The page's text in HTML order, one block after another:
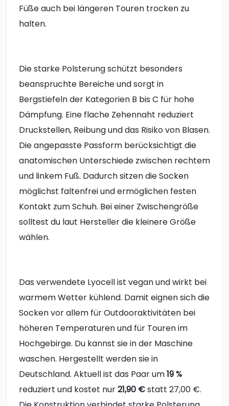
Füße auch bei längeren Touren trocken zu
halten.
Die starke Polsterung schützt besonders
beanspruchte Bereiche und sorgt in
Bergstiefeln der Kategorien B bis C für hohe
Dämpfung. Eine flache Zehennaht reduziert
Druckstellen, Reibung und das Risiko von Blasen.
Die angepasste Passform berücksichtigt die
anatomischen Unterschiede zwischen rechtem
und linkem Fuß. Dadurch sitzen die Socken
möglichst faltenfrei und ermöglichen festen
Kontakt zum Schuh. Bei einer Zwischengröße
solltest du laut Hersteller die kleinere Größe
wählen.
Das verwendete Lyocell ist vegan und wirkt bei
warmem Wetter kühlend. Damit eignen sich die
Socken vor allem für Outdooraktivitäten bei
höheren Temperaturen und für Touren im
Hochgebirge. Du kannst sie in der Maschine
waschen. Hergestellt werden sie in
Deutschland. Aktuell ist das Paar um19 %
reduziert und kostet nur21,90 €statt 27,00 €.